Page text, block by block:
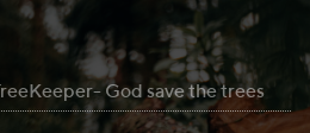
God save the trees